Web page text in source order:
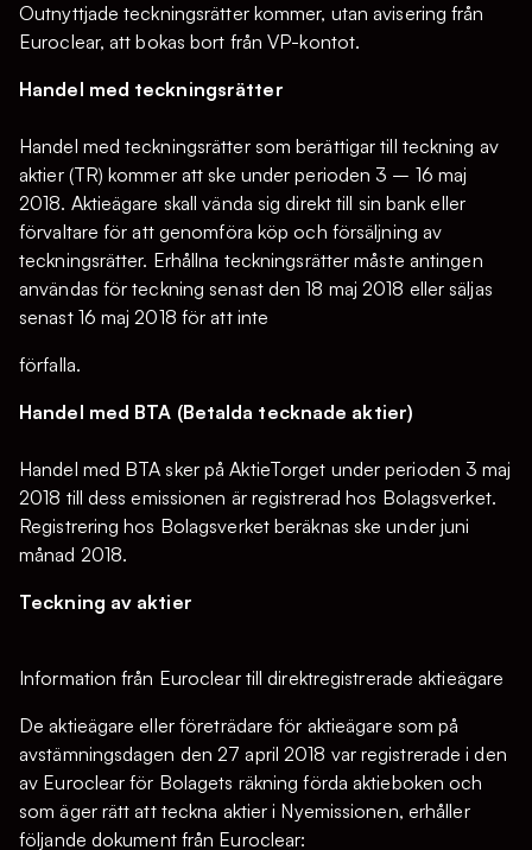
Outnyttjade teckningsrätter kommer, utan avisering från
Euroclear, att bokas bort från VP-kontot.
Handel med teckningsrätter
Handel med teckningsrätter som berättigar till teckning av
aktier (TR) kommer att ske under perioden 3 – 16 maj
2018. Aktieägare skall vända sig direkt till sin bank eller
förvaltare för att genomföra köp och försäljning av
teckningsrätter. Erhållna teckningsrätter måste antingen
användas för teckning senast den 18 maj 2018 eller säljas
senast 16 maj 2018 för att inte
förfalla.
Handel med BTA (Betalda tecknade aktier)
Handel med BTA sker på AktieTorget under perioden 3 maj
2018 till dess emissionen är registrerad hos Bolagsverket.
Registrering hos Bolagsverket beräknas ske under juni
månad 2018.
Teckning av aktier
Information från Euroclear till direktregistrerade aktieägare
De aktieägare eller företrädare för aktieägare som på
avstämningsdagen den 27 april 2018 var registrerade i den
av Euroclear för Bolagets räkning förda aktieboken och
som äger rätt att teckna aktier i Nyemissionen, erhåller
följande dokument från Euroclear: